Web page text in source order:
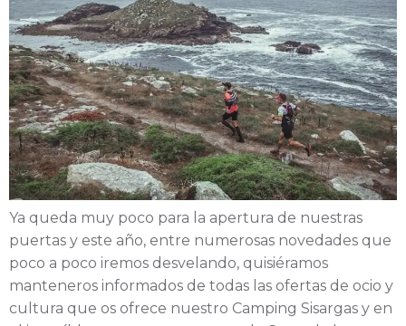
Ya queda muy poco para la apertura de nuestras
puertas y este año, entre numerosas novedades que
poco a poco iremos desvelando, quisiéramos
manteneros informados de todas las ofertas de ocio y
cultura que os ofrece nuestro Camping Sisargas y en